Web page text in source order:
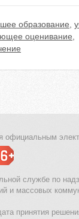
образование,
оценивание,
официальным
службе по
и массовых
принятия